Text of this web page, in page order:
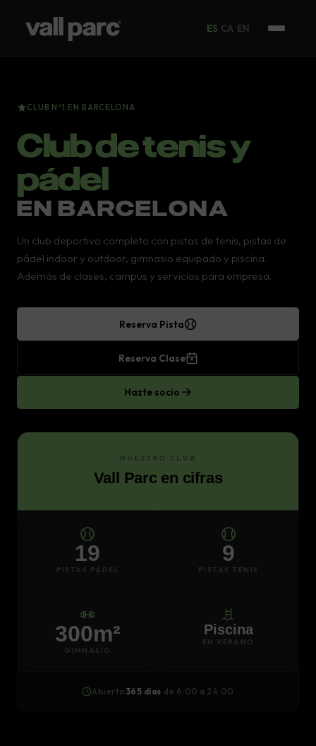
ES CA EN
CLUB Nº1 EN BARCELONA
Club de tenis y
pádel
EN BARCELONA
Un club deportivo completo con pistas de tenis, pistas de
pádel indoor y outdoor, gimnasio equipado y piscina.
Además de clases, campus y servicios para empresa.
Reserva Pista
Reserva Clase
Hazte socio
NUESTRO CLUB
Vall Parc en cifras
19
PISTAS PÁDEL
9
PISTAS TENIS
300m²
GIMNASIO
Piscina
EN VERANO
Abierto 365 días· de 6:00 a 24:00